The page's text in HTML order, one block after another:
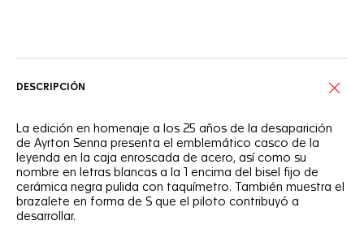
DESCRIPCIÓN
La edición en homenaje a los 25 años de la desaparición
de Ayrton Senna presenta el emblemático casco de la
leyenda en la caja enroscada de acero, así como su
nombre en letras blancas a la 1 encima del bisel fijo de
cerámica negra pulida con taquímetro. También muestra el
brazalete en forma de S que el piloto contribuyó a
desarrollar.